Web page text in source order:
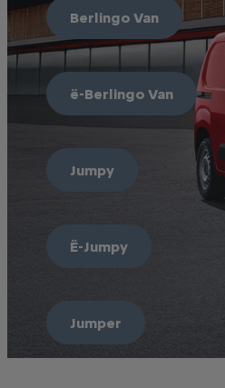
Berlingo Van
ë-Berlingo Van
Jumpy
Ë-Jumpy
Jumper